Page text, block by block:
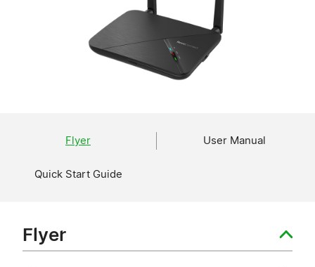
Flyer User Manual
Quick Start Guide
Flyer